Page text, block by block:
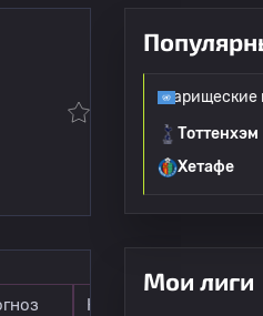
Комментарии
Клубные товарищеские
Тоттенхэм
Хетафе
Мои лиги